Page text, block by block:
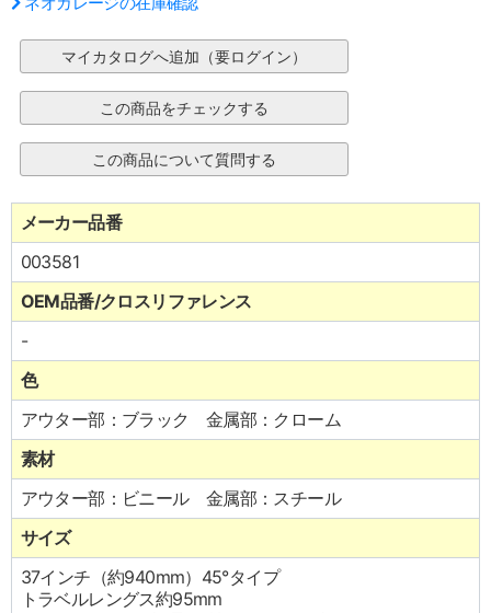
メーカー品番
003581
OEM品番/クロスリファレンス
-
色
アウター部：ブラック 金属部：クローム
素材
アウター部：ビニール 金属部：スチール
サイズ
37インチ（約940mm）45°タイプ
トラベルレングス約95mm